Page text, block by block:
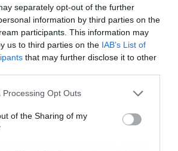
separately opt-out of the further
information by third parties on the
participants. This information may
us to third parties on the IAB’s List of
that may further disclose it to other
Processing Opt Outs
of the Sharing of my
στο